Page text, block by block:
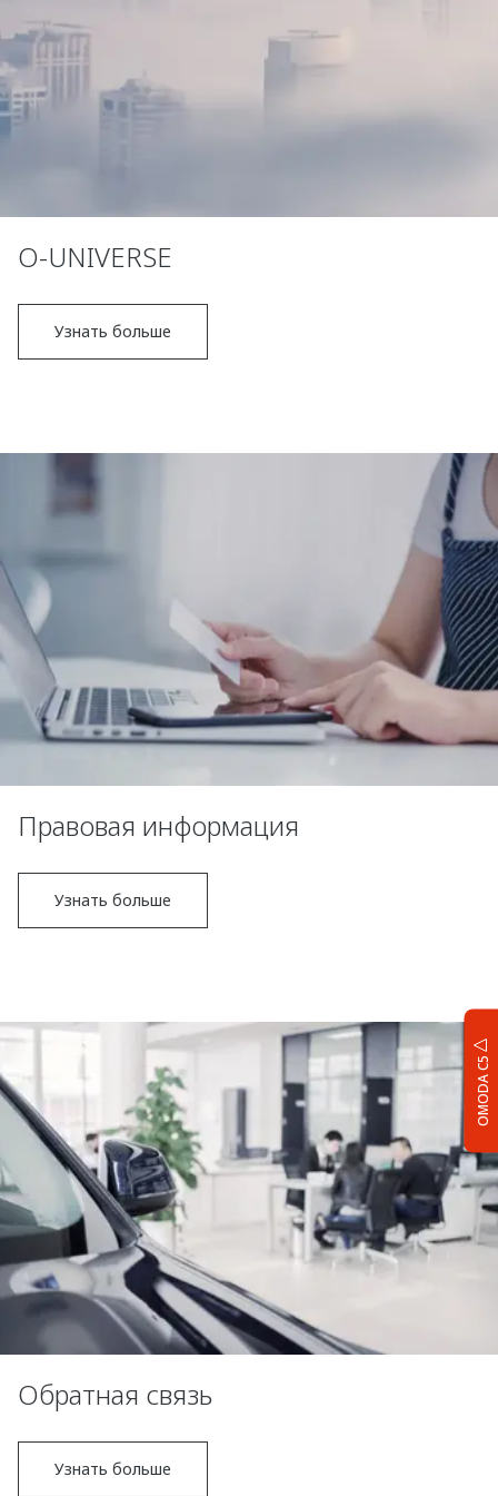
OMODA C5
O-UNIVERSE
Узнать больше
Правовая информация
Узнать больше
Обратная связь
Узнать больше